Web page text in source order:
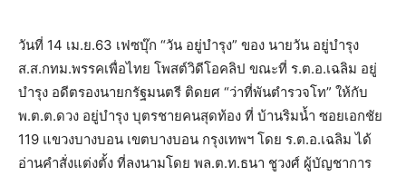
วันที่ 14 เม.ย.63 เฟซบุ๊ก “วัน อยู่บำรุง” ของ นายวัน อยู่บำรุง
ส.ส.กทม.พรรคเพื่อไทย โพสต์วิดีโอคลิป ขณะที่ ร.ต.อ.เฉลิม อยู่
บำรุง อดีตรองนายกรัฐมนตรี ติดยศ “ว่าที่พันตำรวจโท” ให้กับ
พ.ต.ต.ดวง อยู่บำรุง บุตรชายคนสุดท้อง ที่ บ้านริมน้ำ ซอยเอกชัย
119 แขวงบางบอน เขตบางบอน กรุงเทพฯ โดย ร.ต.อ.เฉลิม ได้
อ่านคำสั่งแต่งตั้ง ที่ลงนามโดย พล.ต.ท.ธนา ชูวงศ์ ผู้บัญชาการ